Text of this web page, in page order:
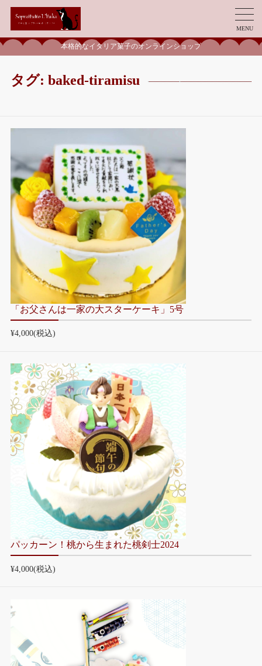
MENU
本格的なイタリア菓子のオンラインショップ
タグ: baked-tiramisu
「お父さんは一家の大スターケーキ」5号
¥4,000(税込)
パッカーン！桃から生まれた桃剣士2024
¥4,000(税込)